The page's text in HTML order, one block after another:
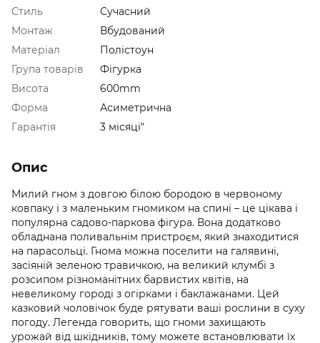
Стиль
Сучасний
Монтаж
Вбудований
Матеріал
Полістоун
Група товарів
Фігурка
Висота
600mm
Форма
Асиметрична
Гарантія
3 місяці"
Опис
Милий гном з довгою білою бородою в червоному
ковпаку і з маленьким гномиком на спині – це цікава і
популярна садово-паркова фігура. Вона додатково
обладнана поливальнім пристроєм, який знаходитися
на парасольці. Гнома можна поселити на галявині,
засіяній зеленою травичкою, на великий клумбі з
розсипом різноманітних барвистих квітів, на
невеликому городі з огірками і баклажанами. Цей
казковий чоловічок буде рятувати ваші рослини в суху
погоду. Легенда говорить, що гноми захищають
урожай від шкідників, тому можете встановлювати їх